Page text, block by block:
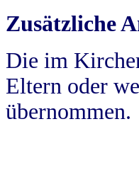
Zusätzliche
Die im
Eltern oder
übernommen.